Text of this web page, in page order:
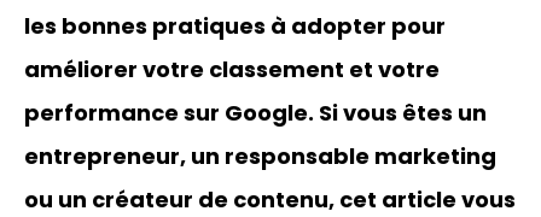
les bonnes pratiques à adopter pour
améliorer votre classement et votre
performance sur Google. Si vous êtes un
entrepreneur, un responsable marketing
ou un créateur de contenu, cet article vous